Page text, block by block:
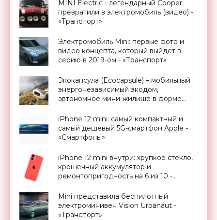
MINI Electric - легендарный Cooper
превратили в электромобиль (видео) -
«Транспорт»
Электромобиль Mini: первые фото и
видео концепта, который выйдет в
серию в 2019-ом - «Транспорт»
Экокапсула (Ecocapsule) – мобильный
энергонезависимый экодом,
автономное мини-жилище в форме
«Архитектура»
iPhone 12 mini: самый компактный и
самый дешевый 5G-смартфон Apple -
«Смартфоны»
iPhone 12 mini внутри: хрупкое стекло,
крошечный аккумулятор и
ремонтопригодность на 6 из 10 -
Mini представила беспилотный
электроминивен Vision Urbanaut -
«Транспорт»